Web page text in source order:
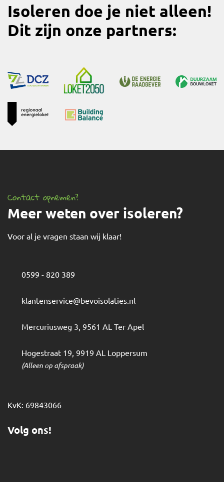
Isoleren doe je niet alleen!
Dit zijn onze partners:
Contact opnemen?
Meer weten over isoleren?
Voor al je vragen staan wij klaar!
0599 - 820 389
klantenservice@bevoisolaties.nl
Mercuriusweg 3, 9561 AL Ter Apel
Hogestraat 19, 9919 AL Loppersum
(Alleen op afspraak)
KvK: 69843066
Volg ons!